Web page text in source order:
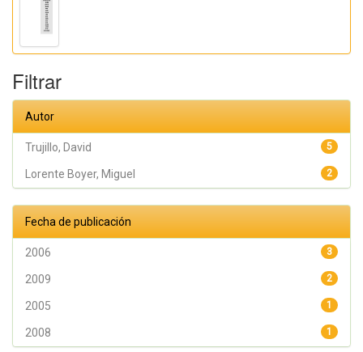
Filtrar
Autor
5
Trujillo, David
2
Lorente Boyer, Miguel
Fecha de publicación
3
2006
2
2009
1
2005
1
2008